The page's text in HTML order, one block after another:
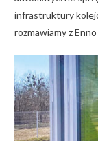
infrastruktury
rozmawiamy z